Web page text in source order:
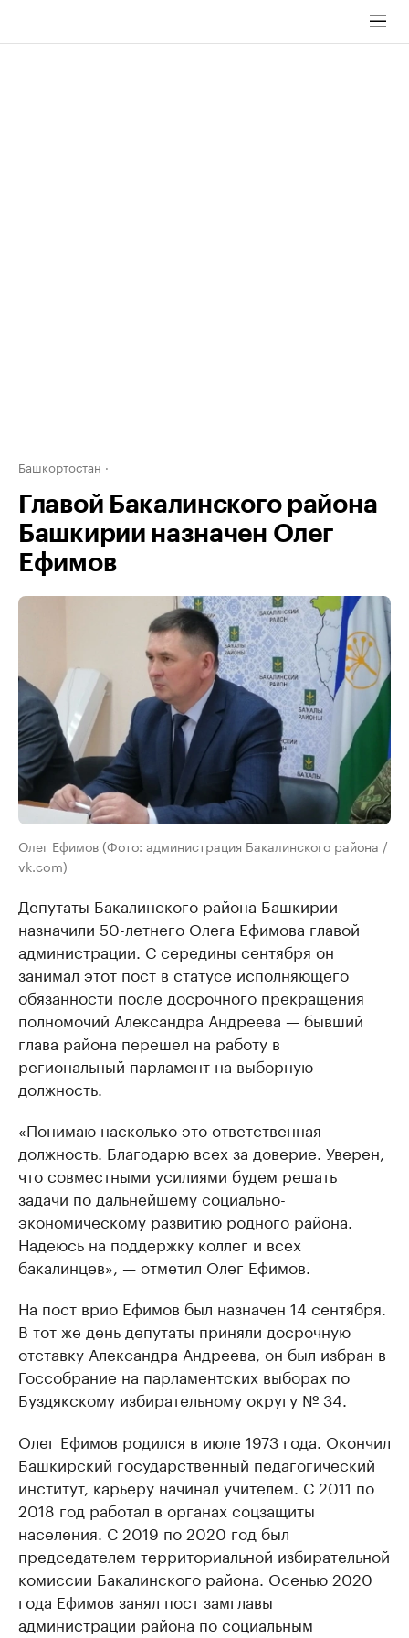
Башкортостан
Главой Бакалинского района
Башкирии назначен Олег
Ефимов
Олег Ефимов (Фото: администрация Бакалинского района /
vk.com)
Депутаты Бакалинского района Башкирии
назначили 50-летнего Олега Ефимова главой
администрации. С середины сентября он
занимал этот пост в статусе исполняющего
обязанности после досрочного прекращения
полномочий Александра Андреева — бывший
глава района перешел на работу в
региональный парламент на выборную
должность.
«Понимаю насколько это ответственная
должность. Благодарю всех за доверие. Уверен,
что совместными усилиями будем решать
задачи по дальнейшему социально-
экономическому развитию родного района.
Надеюсь на поддержку коллег и всех
бакалинцев», — отметил Олег Ефимов.
На пост врио Ефимов был назначен 14 сентября.
В тот же день депутаты приняли досрочную
отставку Александра Андреева, он был избран в
Госсобрание на парламентских выборах по
Буздякскому избирательному округу № 34.
Олег Ефимов родился в июле 1973 года. Окончил
Башкирский государственный педагогический
институт, карьеру начинал учителем. С 2011 по
2018 год работал в органах соцзащиты
населения. С 2019 по 2020 год был
председателем территориальной избирательной
комиссии Бакалинского района. Осенью 2020
года Ефимов занял пост замглавы
администрации района по социальным